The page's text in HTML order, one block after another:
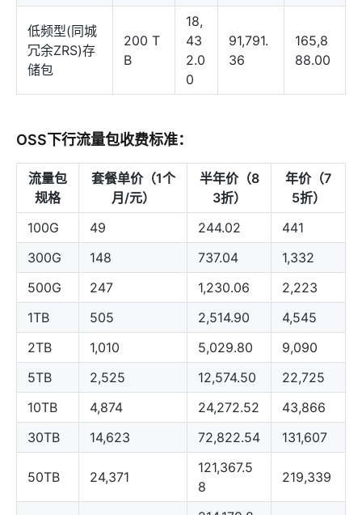
低频型(同城
冗余ZRS)存
储包
200 T
B
18,
43
2.0
0
91,791.
36
165,8
88.00
OSS下行流量包收费标准：
流量包
规格
套餐单价（1个
月/元）
半年价（8
3折）
年价（7
5折）
100G
49 244.02
441
300G
148 737.04
1,332
500G
247 1,230.06
2,223
1TB
505 2,514.90
4,545
2TB
1,010 5,029.80
9,090
5TB
2,525 12,574.50
22,725
10TB
4,874 24,272.52
43,866
30TB
14,623 72,822.54 131,607
50TB 24,371
121,367.5
8
219,339